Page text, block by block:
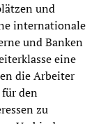
und
internationale
und Banken
eine
die Arbeiter
den
zu